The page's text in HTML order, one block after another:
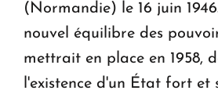
(Normandie) le 16 juin
nouvel équilibre des
mettrait en place en 1958,
l'existence d'un État fort et